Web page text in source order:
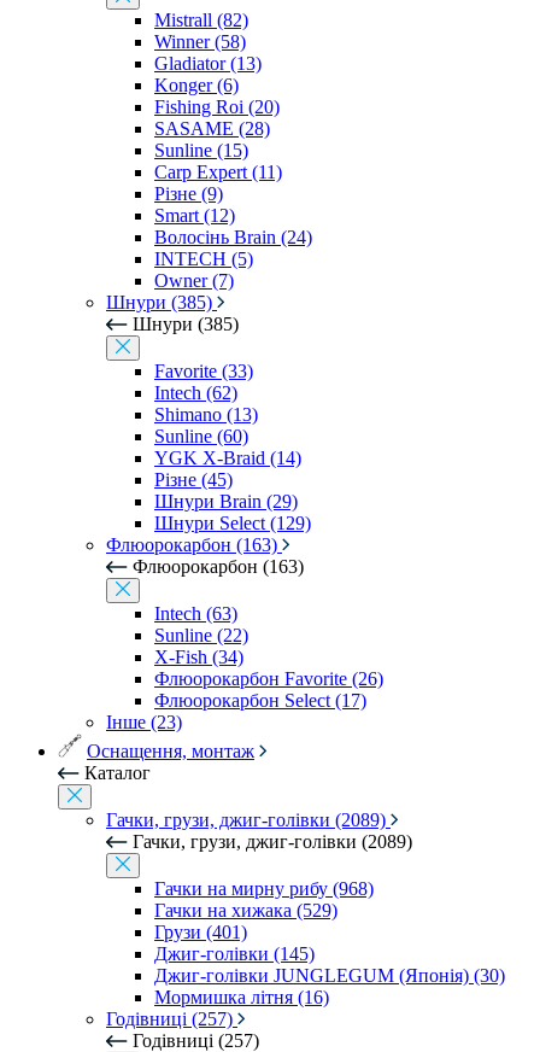
Mistrall (82)
Winner (58)
Gladiator (13)
Konger (6)
Fishing Roi (20)
SASAME (28)
Sunline (15)
Carp Expert (11)
Різне (9)
Smart (12)
Волосінь Brain (24)
INTECH (5)
Owner (7)
Шнури (385)
Шнури (385)
Favorite (33)
Intech (62)
Shimano (13)
Sunline (60)
YGK X-Braid (14)
Різне (45)
Шнури Brain (29)
Шнури Select (129)
Флюорокарбон (163)
Флюорокарбон (163)
Intech (63)
Sunline (22)
X-Fish (34)
Флюорокарбон Favorite (26)
Флюорокарбон Select (17)
Інше (23)
Оснащення, монтаж
Каталог
Гачки, грузи, джиг-голівки (2089)
Гачки, грузи, джиг-голівки (2089)
Гачки на мирну рибу (968)
Гачки на хижака (529)
Грузи (401)
Джиг-голівки (145)
Джиг-голівки JUNGLEGUM (Японія) (30)
Мормишка літня (16)
Годівниці (257)
Годівниці (257)